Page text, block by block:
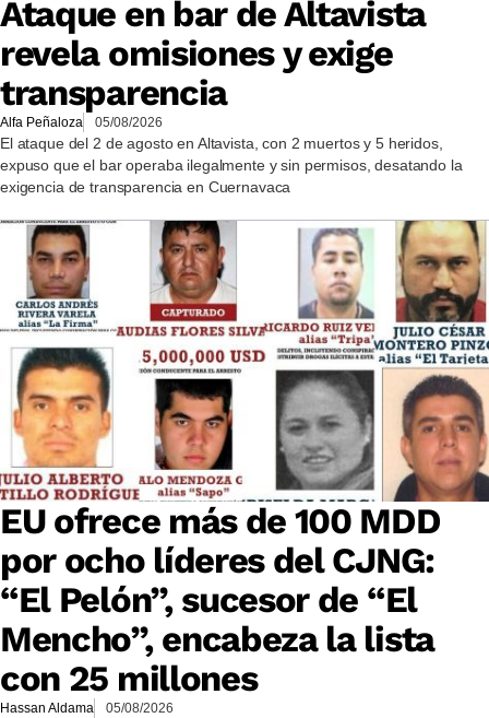
Ataque en bar de Altavista
revela omisiones y exige
transparencia
Alfa Peñaloza 05/08/2026
El ataque del 2 de agosto en Altavista, con 2 muertos y 5 heridos,
expuso que el bar operaba ilegalmente y sin permisos, desatando la
exigencia de transparencia en Cuernavaca
EU ofrece más de 100 MDD
por ocho líderes del CJNG:
“El Pelón”, sucesor de “El
Mencho”, encabeza la lista
con 25 millones
Hassan Aldama 05/08/2026